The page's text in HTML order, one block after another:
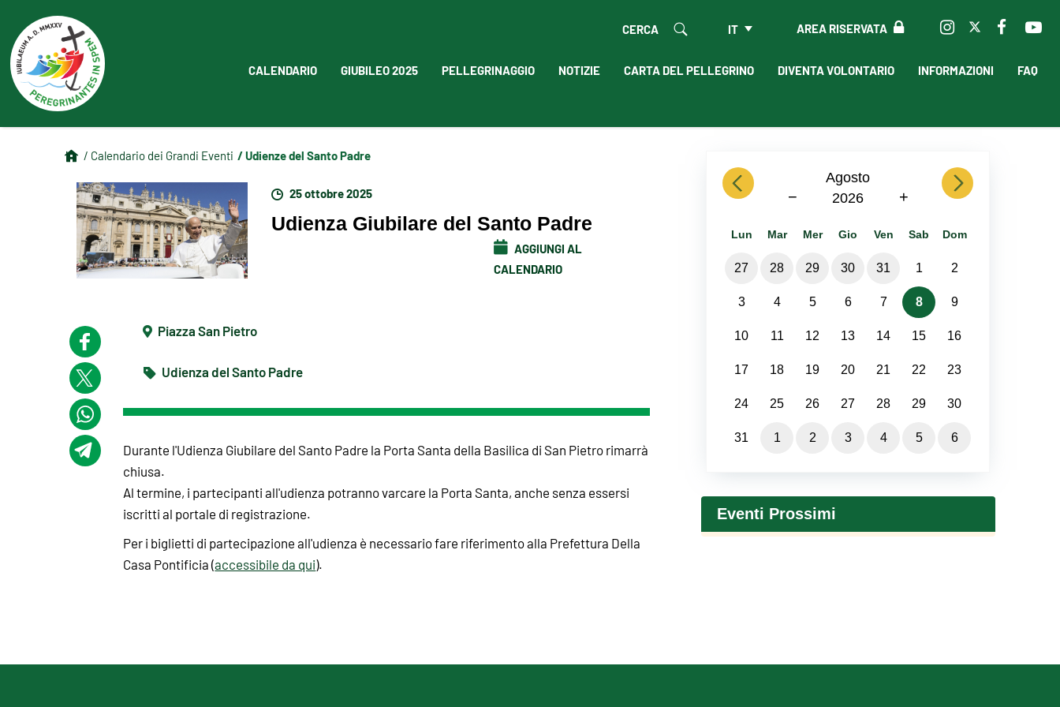
AREA RISERVATA
IT
CERCA
CALENDARIO GIUBILEO 2025 PELLEGRINAGGIO NOTIZIE CARTA DEL PELLEGRINO DIVENTA VOLONTARIO INFORMAZIONI FAQ
/ Calendario dei Grandi Eventi / Udienze del Santo Padre
25 ottobre 2025
Udienza Giubilare del Santo Padre
AGGIUNGI AL
CALENDARIO
Piazza San Pietro
Udienza del Santo Padre
Durante l'Udienza Giubilare del Santo Padre la Porta Santa della Basilica di San Pietro rimarrà
chiusa.
Al termine, i partecipanti all'udienza potranno varcare la Porta Santa, anche senza essersi
iscritti al portale di registrazione.
Per i biglietti di partecipazione all'udienza è necessario fare riferimento alla Prefettura Della
Casa Pontificia (accessibile da qui).
previous
Agosto
2026
− +
next
Lun Mar Mer Gio Ven Sab Dom
27 28 29 30 31 1 2
3 4 5 6 7 8 9
10 11 12 13 14 15 16
17 18 19 20 21 22 23
24 25 26 27 28 29 30
31 1 2 3 4 5 6
Eventi Prossimi